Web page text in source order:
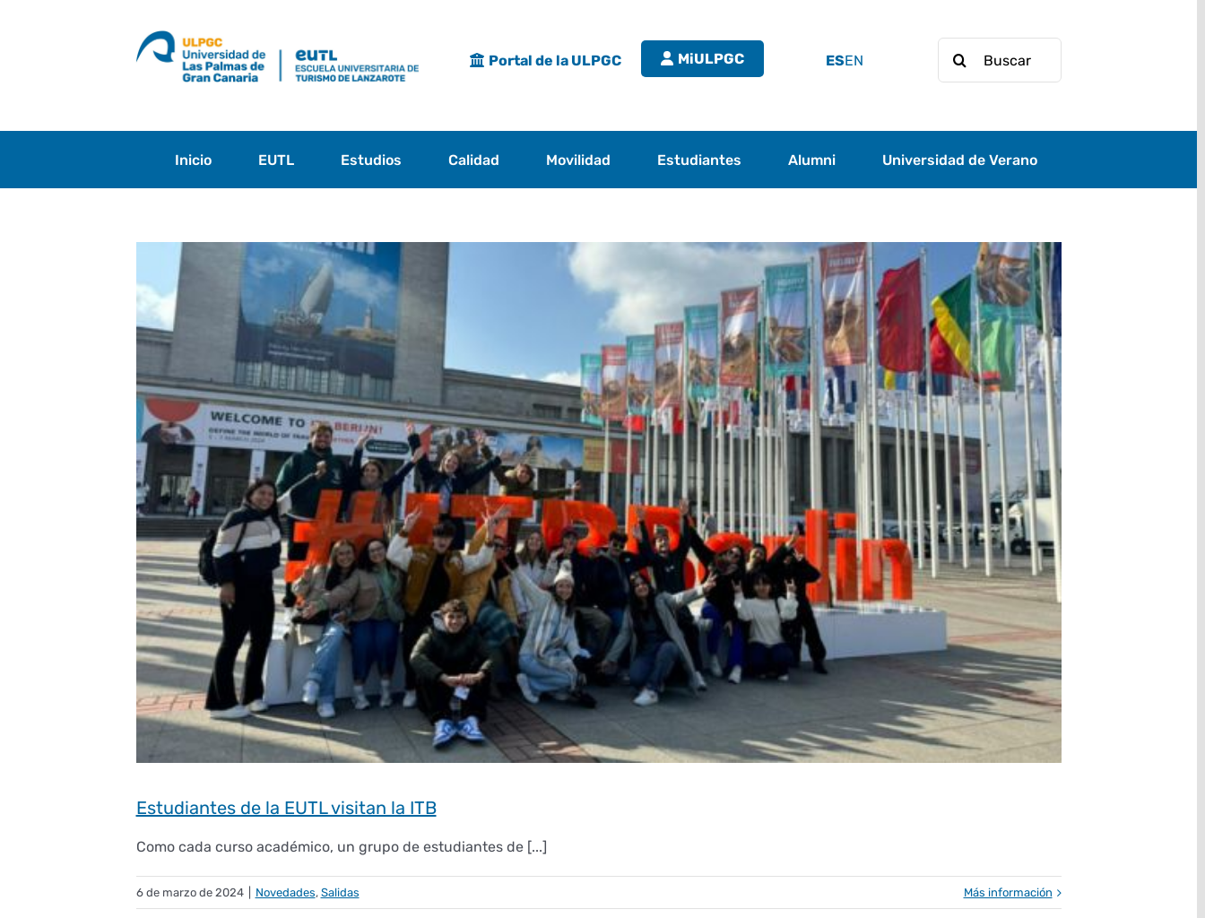
Portal de la ULPGC MiULPGC EN
ES
Inicio EUTL Estudios Calidad Movilidad Estudiantes Alumni Universidad de Verano
Estudiantes de la EUTL visitan la ITB
Como cada curso académico, un grupo de estudiantes de [...]
6 de marzo de 2024 Novedades, Salidas Más información